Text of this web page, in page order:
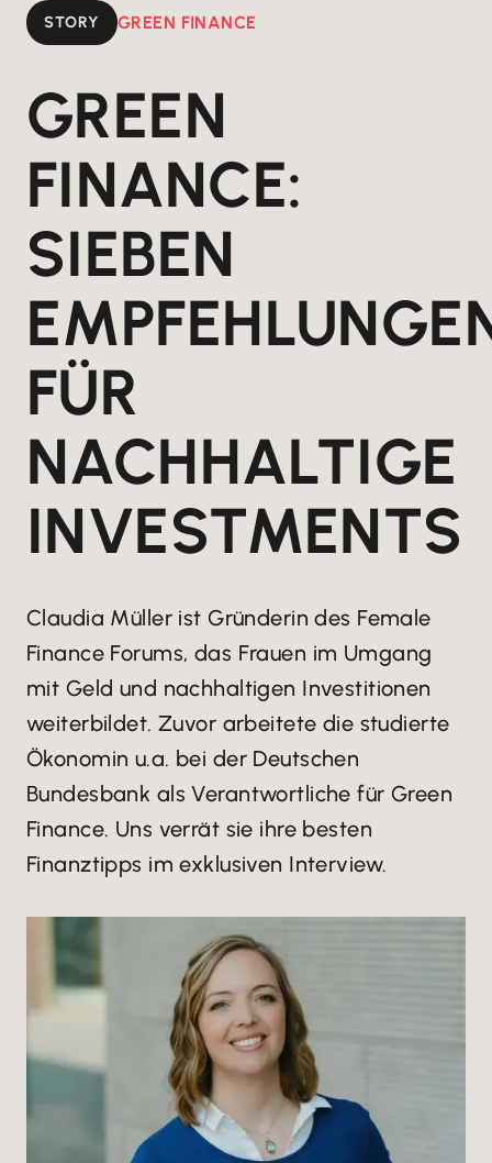
STORY GREEN FINANCE
GREEN
FINANCE:
SIEBEN
FÜR
NACHHALTIGE
INVESTMENTS
Claudia Müller ist Gründerin des Female
Finance Forums, das Frauen im Umgang
mit Geld und nachhaltigen Investitionen
weiterbildet. Zuvor arbeitete die studierte
Ökonomin u.a. bei der Deutschen
Bundesbank als Verantwortliche für Green
Finance. Uns verrät sie ihre besten
Finanztipps im exklusiven Interview.